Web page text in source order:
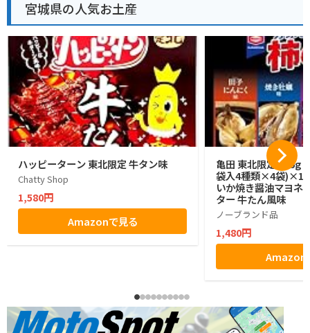
宮城県の人気お土産
ハッピーターン 東北限定 牛タン味
Chatty Shop
1,580円
Amazonで見る
亀田 東北限定 176g
袋入4種類×4袋)×1
いか焼き醤油マヨネ
ター 牛たん風味
ノーブランド品
1,480円
Amazon